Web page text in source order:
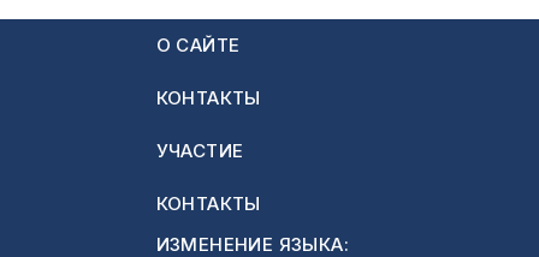
О САЙТЕ
КОНТАКТЫ
УЧАСТИЕ
КОНТАКТЫ
ИЗМЕНЕНИЕ ЯЗЫКА: